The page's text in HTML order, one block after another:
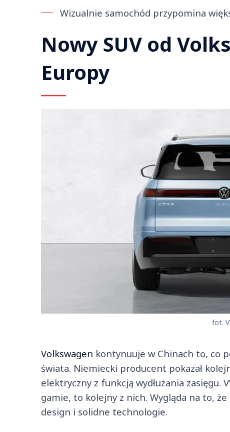
Wizualnie samochód przypomina
Nowy SUV od
Europy
fot.
Volkswagen kontynuuje w Chinach to, co
świata. Niemiecki producent pokazał
elektryczny z funkcją wydłużania zasięgu.
gamie, to kolejny z nich. Wygląda na to,
design i solidne technologie.